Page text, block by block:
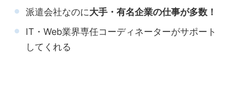
派遣会社なのに大手・有名企業の仕事が多数！
IT・Web業界専任コーディネーターがサポート
してくれる